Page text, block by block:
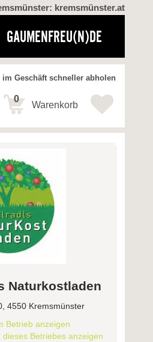
kremsmünster.at
GAUMENFREU(N)DE
Geschäft schneller abholen
Warenkorb
0
Naturkostladen
4550 Kremsmünster
Betrieb anzeigen
dieses Betriebes anzeigen